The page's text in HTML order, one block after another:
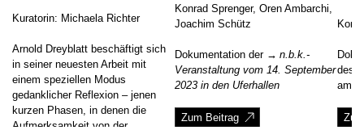
Kuratorin: Michaela Richter
Arnold Dreyblatt beschäftigt sich
in seiner neuesten Arbeit mit
einem speziellen Modus
gedanklicher Reflexion – jenen
kurzen Phasen, in denen die
Aufmerksamkeit von der
Konrad Sprenger, Oren Ambarchi,
Joachim Schütz
Dokumentation der
n.b.k.-
Veranstaltung vom 14. September
2023 in den Uferhallen
Zum Beitrag
des
am